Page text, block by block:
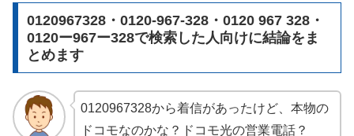
0120967328・0120-967-328・0120 967 328・
0120ー967ー328で検索した人向けに結論をま
とめます
0120967328から着信があったけど、本物の
ドコモなのかな？ドコモ光の営業電話？